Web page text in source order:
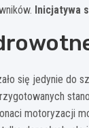
Inicjatywa
się jedynie do
motoryzacji